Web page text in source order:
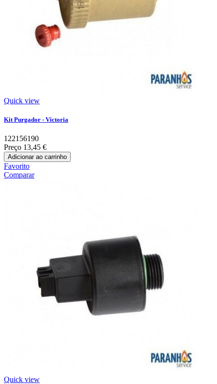
Quick view
Kit Purgador - Victoria
122156190
Preço 13,45 €
Adicionar ao carrinho
Favorito
Comparar
Quick view